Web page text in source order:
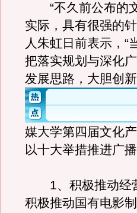
“不久前公布的文
实际，具有很强的
人朱虹日前表示，“
把落实规划与深化
发展思路，大胆创
媒大学第四届文化
以十大举措推进广
1、积极推动经营
积极推动国有电影